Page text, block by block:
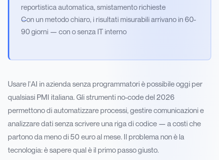
reportistica automatica, smistamento richieste
Con un metodo chiaro, i risultati misurabili arrivano in 60-
90 giorni — con o senza IT interno
Usare l'AI in azienda senza programmatori è possibile oggi per
qualsiasi PMI italiana. Gli strumenti no-code del 2026
permettono di automatizzare processi, gestire comunicazioni e
analizzare dati senza scrivere una riga di codice — a costi che
partono da meno di 50 euro al mese. Il problema non è la
tecnologia: è sapere qual è il primo passo giusto.